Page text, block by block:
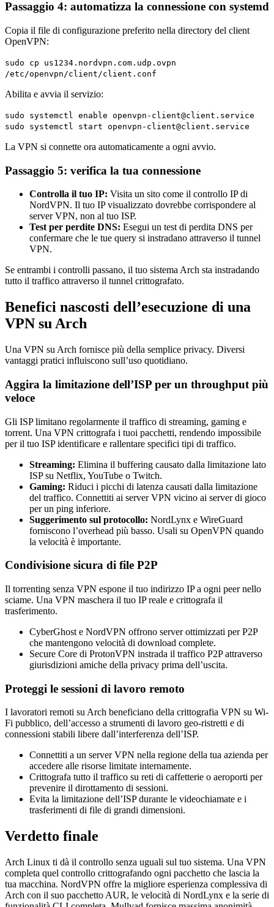
Passaggio 4: automatizza la connessione con systemd
Copia il file di configurazione preferito nella directory del client
OpenVPN:
sudo cp us1234.nordvpn.com.udp.ovpn
/etc/openvpn/client/client.conf
Abilita e avvia il servizio:
sudo systemctl enable openvpn-client@client.service
sudo systemctl start openvpn-client@client.service
La VPN si connette ora automaticamente a ogni avvio.
Passaggio 5: verifica la tua connessione
Controlla il tuo IP: Visita un sito come il controllo IP di
NordVPN. Il tuo IP visualizzato dovrebbe corrispondere al
server VPN, non al tuo ISP.
Test per perdite DNS: Esegui un test di perdita DNS per
confermare che le tue query si instradano attraverso il tunnel
VPN.
Se entrambi i controlli passano, il tuo sistema Arch sta instradando
tutto il traffico attraverso il tunnel crittografato.
Benefici nascosti dell’esecuzione di una
VPN su Arch
Una VPN su Arch fornisce più della semplice privacy. Diversi
vantaggi pratici influiscono sull’uso quotidiano.
Aggira la limitazione dell’ISP per un throughput più
veloce
Gli ISP limitano regolarmente il traffico di streaming, gaming e
torrent. Una VPN crittografa i tuoi pacchetti, rendendo impossibile
per il tuo ISP identificare e rallentare specifici tipi di traffico.
Streaming: Elimina il buffering causato dalla limitazione lato
ISP su Netflix, YouTube o Twitch.
Gaming: Riduci i picchi di latenza causati dalla limitazione
del traffico. Connettiti ai server VPN vicino ai server di gioco
per un ping inferiore.
Suggerimento sul protocollo: NordLynx e WireGuard
forniscono l’overhead più basso. Usali su OpenVPN quando
la velocità è importante.
Condivisione sicura di file P2P
Il torrenting senza VPN espone il tuo indirizzo IP a ogni peer nello
sciame. Una VPN maschera il tuo IP reale e crittografa il
trasferimento.
CyberGhost e NordVPN offrono server ottimizzati per P2P
che mantengono velocità di download complete.
Secure Core di ProtonVPN instrada il traffico P2P attraverso
giurisdizioni amiche della privacy prima dell’uscita.
Proteggi le sessioni di lavoro remoto
I lavoratori remoti su Arch beneficiano della crittografia VPN su Wi-
Fi pubblico, dell’accesso a strumenti di lavoro geo-ristretti e di
connessioni stabili libere dall’interferenza dell’ISP.
Connettiti a un server VPN nella regione della tua azienda per
accedere alle risorse limitate internamente.
Crittografa tutto il traffico su reti di caffetterie o aeroporti per
prevenire il dirottamento di sessioni.
Evita la limitazione dell’ISP durante le videochiamate e i
trasferimenti di file di grandi dimensioni.
Verdetto finale
Arch Linux ti dà il controllo senza uguali sul tuo sistema. Una VPN
completa quel controllo crittografando ogni pacchetto che lascia la
tua macchina. NordVPN offre la migliore esperienza complessiva di
Arch con il suo pacchetto AUR, le velocità di NordLynx e la serie di